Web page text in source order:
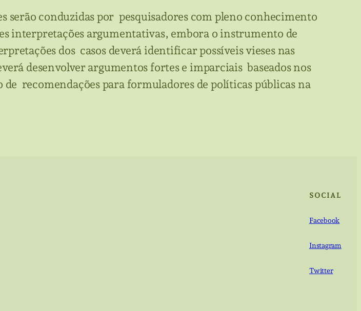
serão conduzidas por pesquisadores com pleno conhecimento
interpretações argumentativas, embora o instrumento de
dos casos deverá identificar possíveis vieses nas
desenvolver argumentos fortes e imparciais baseados nos
recomendações para formuladores de políticas públicas na
SOCIAL
Facebook
Instagram
Twitter